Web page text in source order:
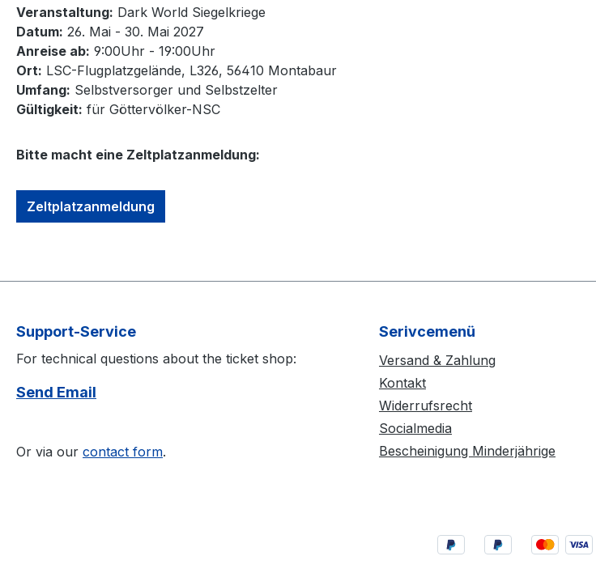
Veranstaltung: Dark World Siegelkriege
Datum: 26. Mai - 30. Mai 2027
Anreise ab: 9:00Uhr - 19:00Uhr
Ort: LSC-Flugplatzgelände, L326, 56410 Montabaur
Umfang: Selbstversorger und Selbstzelter
Gültigkeit: für Göttervölker-NSC
Bitte macht eine Zeltplatzanmeldung:
Zeltplatzanmeldung
Support-Service
For technical questions about the ticket shop:
Send Email
Or via our contact form.
Serivcemenü
Versand & Zahlung
Kontakt
Widerrufsrecht
Socialmedia
Bescheinigung Minderjährige